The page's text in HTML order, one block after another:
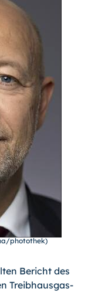
photothek)
Bericht des
Treibhausgas-